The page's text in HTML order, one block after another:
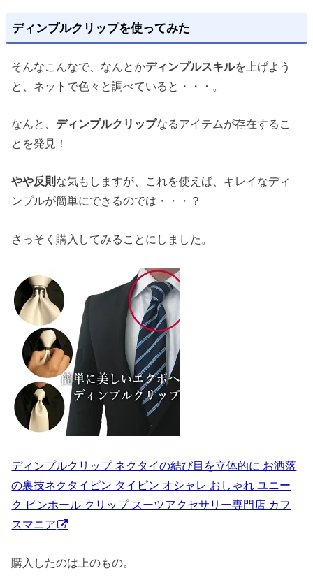
ディンプルクリップを使ってみた
そんなこんなで、なんとかディンプルスキルを上げよう
と、ネットで色々と調べていると・・・。
なんと、 ディンプルクリップなるアイテムが存在するこ
とを発見！
やや反則 な気もしますが、これを使えば、キレイなディ
ンプルが簡単にできるのでは・・・？
さっそく購入してみることにしました。
ディンプルクリップ ネクタイの結び目を立体的に お洒落
の裏技ネクタイピン タイピン オシャレ おしゃれ ユニー
ク ピンホール クリップ スーツアクセサリー専門店 カフ
スマニア
購入したのは上のもの。